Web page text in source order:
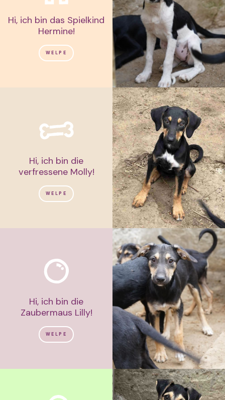
Hi, ich bin das Spielkind
Hermine!
WELPE
Hi, ich bin die
verfressene Molly!
WELPE
Hi, ich bin die
Zaubermaus Lilly!
WELPE